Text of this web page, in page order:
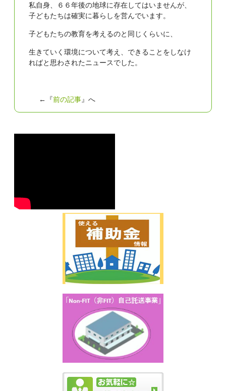
私自身、６６年後の地球に存在してはいませんが、
子どもたちは確実に暮らしを営んでいます。
子どもたちの教育を考えるのと同じくらいに、
生きていく環境について考え、できることをしなけ
ればと思わされたニュースでした。
←『前の記事 』へ